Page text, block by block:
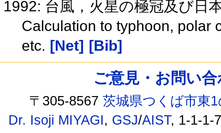
1992: 台風，火星の極冠及び日
Calculation to typhoon, polar
etc. [Net] [Bib]
ご意見・お問い
〒305-8567茨城県つくば市東
Dr. Isoji MIYAGI, GSJ/AIST, 1-1-1-